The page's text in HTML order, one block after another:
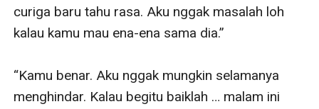
curiga baru tahu rasa. Aku nggak masalah loh
kalau kamu mau ena-ena sama dia.”
“Kamu benar. Aku nggak mungkin selamanya
menghindar. Kalau begitu baiklah … malam ini